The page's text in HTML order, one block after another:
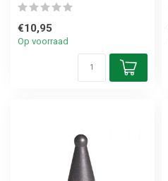
€10,95
Op voorraad